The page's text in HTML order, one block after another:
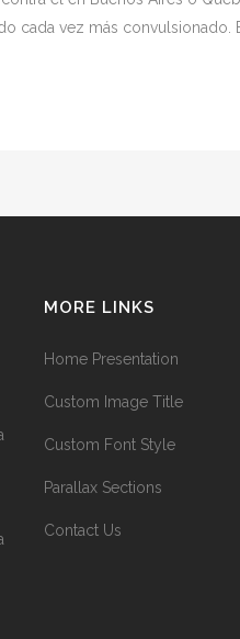
vez más convulsionado.
MORE LINKS
Home Presentation
Custom Image Title
Custom Font Style
Parallax Sections
Contact Us